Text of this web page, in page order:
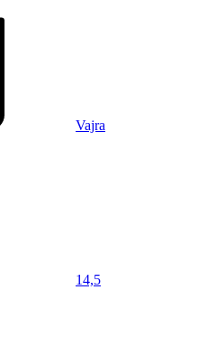
Vajra
14,5